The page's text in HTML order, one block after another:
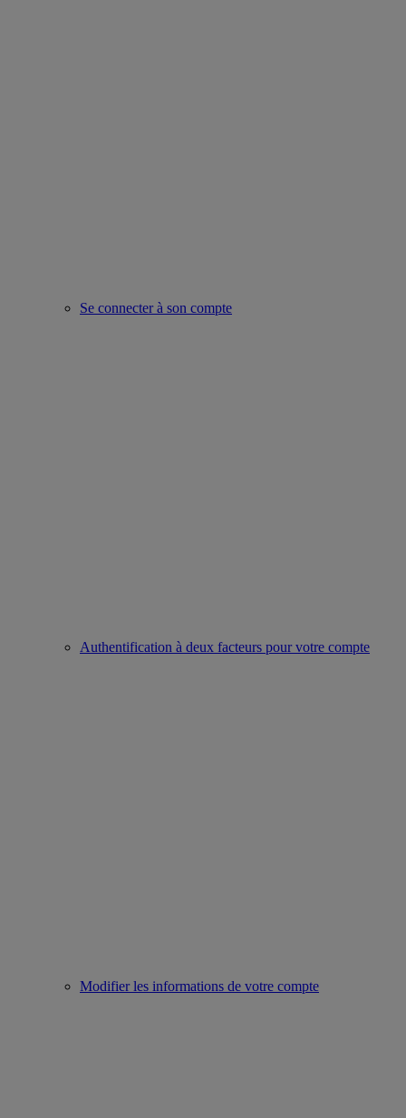
Se connecter à son compte
Authentification à deux facteurs pour votre compte
Modifier les informations de votre compte